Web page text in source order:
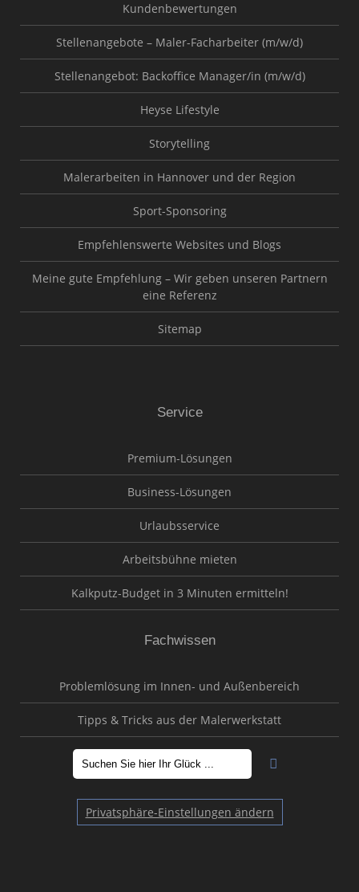
Kundenbewertungen
Stellenangebote – Maler-Facharbeiter (m/w/d)
Stellenangebot: Backoffice Manager/in (m/w/d)
Heyse Lifestyle
Storytelling
Malerarbeiten in Hannover und der Region
Sport-Sponsoring
Empfehlenswerte Websites und Blogs
Meine gute Empfehlung – Wir geben unseren Partnern
eine Referenz
Sitemap
Service
Premium-Lösungen
Business-Lösungen
Urlaubsservice
Arbeitsbühne mieten
Kalkputz-Budget in 3 Minuten ermitteln!
Fachwissen
Problemlösung im Innen- und Außenbereich
Tipps & Tricks aus der Malerwerkstatt
Privatsphäre-Einstellungen ändern